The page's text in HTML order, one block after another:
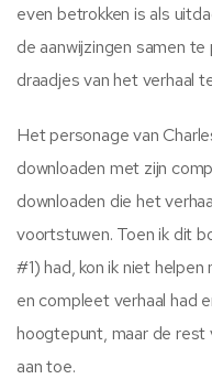
even betrokken is als
de aanwijzingen samen
draadjes van het verhaal
Het personage van
downloaden met zijn
downloaden die het
voortstuwen. Toen ik dit
#1) had, kon ik niet
en compleet verhaal had
hoogtepunt, maar de rest
aan toe.